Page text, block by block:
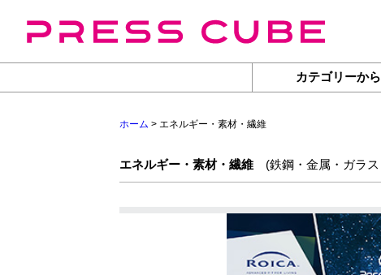
カテゴリーか
ホーム > エネルギー・素材・繊維
エネルギー・素材・繊維 (鉄鋼・金属・ガラ